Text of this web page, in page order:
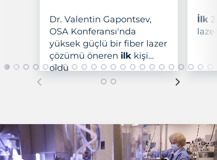
Dr. Valentin Gapontsev,
OSA Konferansı'nda
yüksek güçlü bir fiber lazer
çözümü öneren ilk kişi
oldu
İlk